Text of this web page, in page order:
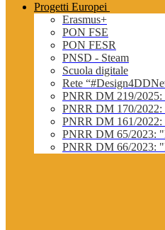
Progetti Europei
Erasmus+
PON FSE
PON FESR
PNSD - Steam
Scuola digitale
Rete
PNRR DM 219/
PNRR DM 170/2022:
PNRR DM 161/2022:
PNRR DM 65/2023:
PNRR DM 66/2023: